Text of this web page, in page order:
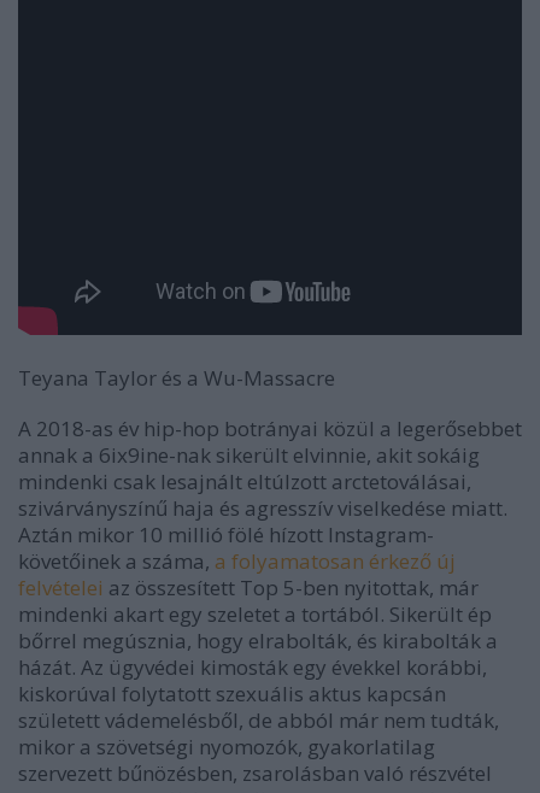
Teyana Taylor és a Wu-Massacre
A 2018-as év hip-hop botrányai közül a legerősebbet
annak a 6ix9ine-nak sikerült elvinnie, akit sokáig
mindenki csak lesajnált eltúlzott arctetoválásai,
szivárványszínű haja és agresszív viselkedése miatt.
Aztán mikor 10 millió fölé hízott Instagram-
követőinek a száma, a folyamatosan érkező új
felvételei az összesített Top 5-ben nyitottak, már
mindenki akart egy szeletet a tortából. Sikerült ép
bőrrel megúsznia, hogy elrabolták, és kirabolták a
házát. Az ügyvédei kimosták egy évekkel korábbi,
kiskorúval folytatott szexuális aktus kapcsán
született vádemelésből, de abból már nem tudták,
mikor a szövetségi nyomozók, gyakorlatilag
szervezett bűnözésben, zsarolásban való részvétel